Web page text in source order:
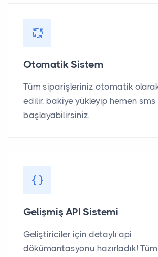
Otomatik Sistem
Tüm siparişleriniz otomatik
edilir, bakiye yükleyip hemen
başlayabilirsiniz.
Gelişmiş API Sistemi
Geliştiriciler için detaylı api
dökümantasyonu hazırladık!